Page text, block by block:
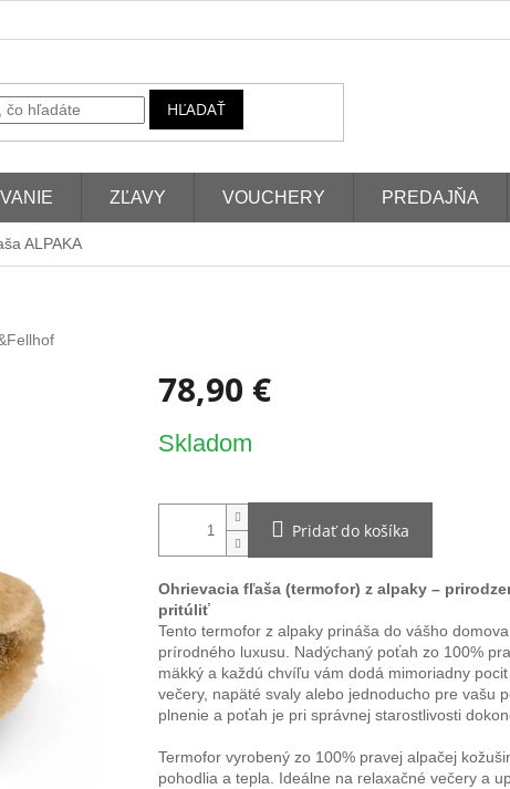
HĽADAŤ
ZĽAVY VOUCHERY PREDAJŇA
ALPAKA
78,90 €
cena:
Skladom
Pridať do košíka
Ohrievacia fľaša (termofor) z alpaky –
pritúliť
Tento termofor z alpaky prináša do vášho
prírodného luxusu. Nadýchaný poťah zo 100%
mäkký a každú chvíľu vám dodá mimoriadny
večery, napäté svaly alebo jednoducho pre vašu
plnenie a poťah je pri správnej starostlivosti
Termofor vyrobený zo 100% pravej alpačej
pohodlia a tepla. Ideálne na relaxačné večery a